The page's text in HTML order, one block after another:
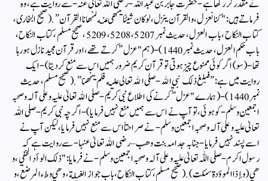
نے مقدر کر رکھا ہے- حضرت جابر بن عبداللہ-رضی اللہ تعالیٰ عنہ- سے روایت ہے، وہ
فرماتے ہیں: "كنا نعزل، والقرآن ينزل، لو كان شيئًا ينهى عنه لنهانا القرآن”. (صحیح البخاری،
کتاب النکاح، باب العزل، حدیث نمبر 5207، 5208، 5209، صحیح مسلم، کتاب النکاح،
باب حکم العزل، حدیث نمبر 1440)- ( ہم "عزل” کرتے تھے، اور قرآن مجید نازل ہورہا
تھا- (سو) اگر کوئی ممنوع چیز ہوتی تو قرآن کریم ضرور ہمیں اس سے منع کردیتا)-ایک
روایت میں ہے: ” فبلغ ذلك نبي الله- صلى الله تعالى عليه فلم ينهنا”. ( صحيح مسلم، حدیث
نمبر 1440)- ( ہمارے "عزل” کرنے کی اطلاع نبی کریم -صلی اللہ تعالیٰ علیہ وعلی آلہ وصحبہ
اجمعین وسلم- کو ہوئی، تو آپ نے اس سے ہمیں منع نہیں فرمایا)-اگرچہ نبی کریم- صلی اللہ
تعالیٰ علیہ وعلی آلہ وصحبہ اجمعین وسلم- نے صراحتاً اس سے منع نہیں فرمایا، لیکن آپ نے
اسے پسند نہیں فرمایا- جنابہ جدامہ بنت وھب – رضی اللہ تعالیٰ عنہا- سے روایت ہے کہ
رسول اکرم- صلی اللّٰہ تعالیٰ علیہ وعلی آلہ وصحبہ اجمعین وسلم- نے فرمایا: "ذلك الوأد الخفي، و
هي (و إذا الموؤدة سئلت). (صحيح مسلم، كتاب النكاح، باب جواز الغيلة، و هي وطء المرضع، و